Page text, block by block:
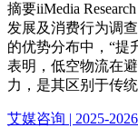
摘要iiMedia
发展及消费行为调
的优势分布中，“提
表明，低空物流在
力，是其区别于传
艾媒咨询 | 2025-